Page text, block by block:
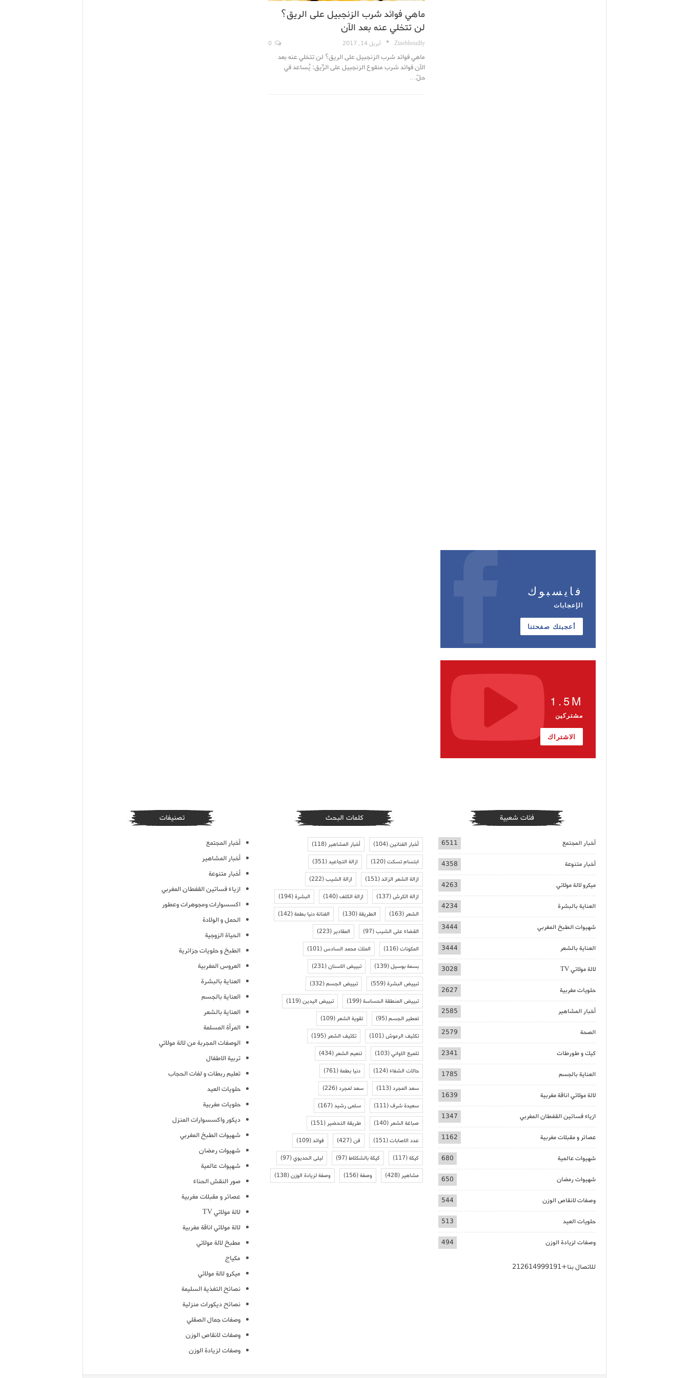
ماهي فوائد شرب الزنجبيل على الريق؟
لن تتخلي عنه بعد الآن
Zinebbouilly أبريل 14, 2017
ماهي فوائد شرب الزنجبيل على الريق؟ لن تتخلي عنه بعد
الآن فوائد شرب منقوع الزنجبيل على الرِّيق: يُساعد في
حلّ…
فايسبوك
الإعجابات
أعجبتك صفحتنا
1.5M
مشتركين
الاشتراك
فئات شعبية
أخبار المجتمع 6511
أخبار متنوعة 4358
ميكرو لالة مولاتي 4263
العناية بالبشرة 4234
شهيوات الطبخ المغربي 3444
العناية بالشعر 3444
لالة مولاتي TV 3028
حلويات مغربية 2627
أخبار المشاهير 2585
الصحة 2579
كيك و طورطات 2341
العناية بالجسم 1785
لالة مولاتي اناقة مغربية 1639
ازياء فساتين القفطان المغربي 1347
عصائر و مقبلات مغربية 1162
شهيوات عالمية 680
شهيوات رمضان 650
وصفات لانقاص الوزن 544
حلويات العيد 513
وصفات لزيادة الوزن 494
للاتصال بنا+212614999191
كلمات البحث
أخبار الفنانين(104) أخبار المشاهير(118)
ابتسام تسكت(120) ازالة التجاعيد(351)
ازالة الشعر الزائد(151) ازالة الشيب(222)
ازالة الكرش(137) ازالة الكلف(140) البشرة(194)
الشعر(163) الطريقة(130) الفنانة دنيا بطمة(142)
القضاء على الشيب(97) المقادير(223)
المكونات(116) الملك محمد السادس(101)
بسمة بوسيل(139) تبييض الاسنان(231)
تبييض البشرة(559) تبييض الجسم(332)
تبييض المنطقة الحساسة(199) تبييض اليدين(119)
تعطير الجسم(95) تقوية الشعر(109)
تكثيف الرموش(101) تكثيف الشعر(195)
تلميع الاواني(103) تنعيم الشعر(434)
حالات الشفاء(124) دنيا بطمة(761)
سعد المجرد(113) سعد لمجرد(226)
سعيدة شرف(111) سلمى رشيد(167)
صباغة الشعر(140) طريقة التحضير(151)
عدد الاصابات(151) فن(427) فوائد(109)
كيكة(117) كيكة بالشكلاط(97) ليلى الحديوي(97)
مشاهير(428) وصفة(156) وصفة لزيادة الوزن(138)
تصنيفات
أخبار المجتمع
أخبار المشاهير
أخبار متنوعة
ازياء فساتين القفطان المغربي
اكسسوارات ومجوهرات وعطور
الحمل و الولادة
الحياة الزوجية
الطبخ و حلويات جزائرية
العروس المغربية
العناية بالبشرة
العناية بالجسم
العناية بالشعر
المرأة المسلمة
الوصفات المجربة من لالة مولاتي
تربية الاطفال
تعليم ربطات و لفات الحجاب
حلويات العيد
حلويات مغربية
ديكور واكسسوارات المنزل
شهيوات الطبخ المغربي
شهيوات رمضان
شهيوات عالمية
صور النقش الحناء
عصائر و مقبلات مغربية
لالة مولاتي TV
لالة مولاتي اناقة مغربية
مطبخ لالة مولاتي
مكياج
ميكرو لالة مولاتي
نصائح التغذية السليمة
نصائح ديكورات منزلية
وصفات جمال الصقلي
وصفات لانقاص الوزن
وصفات لزيادة الوزن